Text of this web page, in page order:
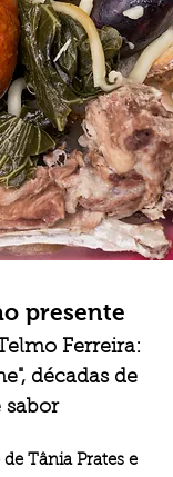
presente
Ferreira:
décadas de
sabor
Tânia Prates e